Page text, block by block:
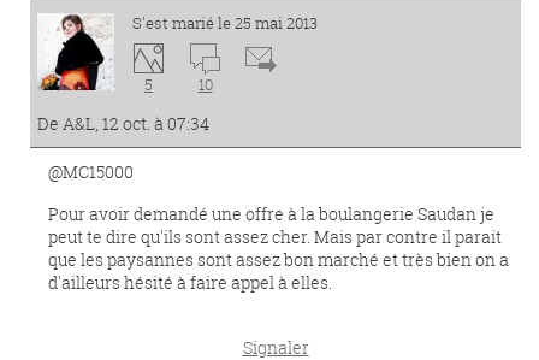
S'est marié le 25 mai 2013
5 10
De A&L, 12 oct. à 07:34
@MC15000
Pour avoir demandé une offre à la boulangerie Saudan je
peut te dire qu'ils sont assez cher. Mais par contre il parait
que les paysannes sont assez bon marché et très bien on a
d'ailleurs hésité à faire appel à elles.
Signaler